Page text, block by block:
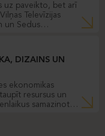
uz paveikto, bet arī
Televīzijas
un Sedus
vīzija – unikāls
DIZAINS UN
ekonomikas
resursus un
samazinot